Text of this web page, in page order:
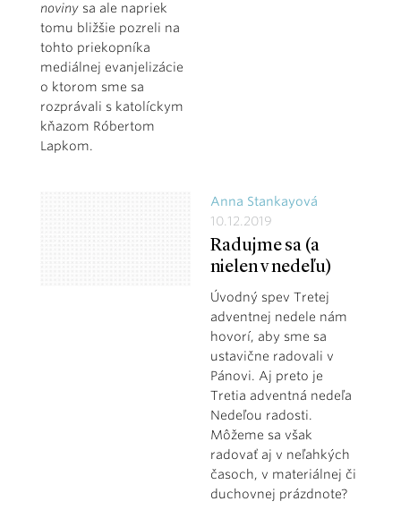
noviny sa ale napriek
tomu bližšie pozreli na
tohto priekopníka
mediálnej evanjelizácie
o ktorom sme sa
rozprávali s katolíckym
kňazom Róbertom
Lapkom.
Anna Stankayová
10.12.2019
Radujme sa (a
nielen v nedeľu)
Úvodný spev Tretej
adventnej nedele nám
hovorí, aby sme sa
ustavične radovali v
Pánovi. Aj preto je
Tretia adventná nedeľa
Nedeľou radosti.
Môžeme sa však
radovať aj v neľahkých
časoch, v materiálnej či
duchovnej prázdnote?